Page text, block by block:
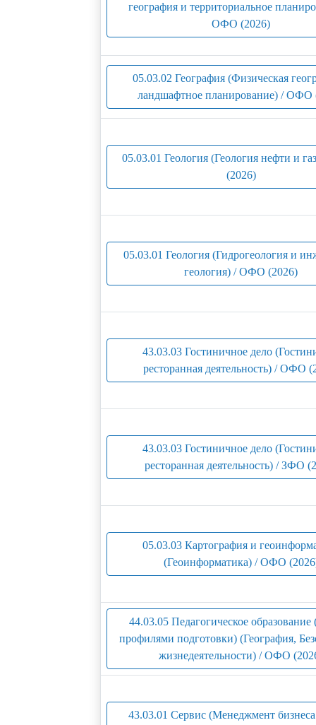
география и территориальное
ОФО (2026)
05.03.02 География (Физическая
ландшафтное планирование) / ОФО
05.03.01 Геология (Геология нефти и
(2026)
05.03.01 Геология (Гидрогеология и
геология) / ОФО (2026)
43.03.03 Гостиничное дело
ресторанная деятельность) / ОФО
43.03.03 Гостиничное дело
ресторанная деятельность) / ЗФО
05.03.03 Картография и
(Геоинформатика) / ОФО
44.03.05 Педагогическое образование
профилями подготовки) (География,
жизнедеятельности) / ОФО
43.03.01 Сервис (Менеджмент